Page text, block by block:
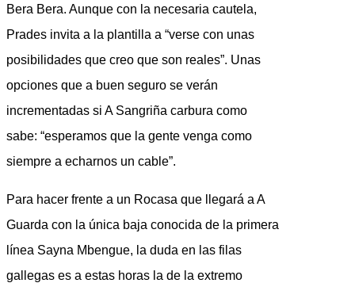
Bera Bera. Aunque con la necesaria cautela,
Prades invita a la plantilla a “verse con unas
posibilidades que creo que son reales”. Unas
opciones que a buen seguro se verán
incrementadas si A Sangriña carbura como
sabe: “esperamos que la gente venga como
siempre a echarnos un cable”.
Para hacer frente a un Rocasa que llegará a A
Guarda con la única baja conocida de la primera
línea Sayna Mbengue, la duda en las filas
gallegas es a estas horas la de la extremo